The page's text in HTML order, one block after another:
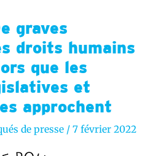
graves
droits humains
que les
et
approchent
de presse/ 7 février 2022